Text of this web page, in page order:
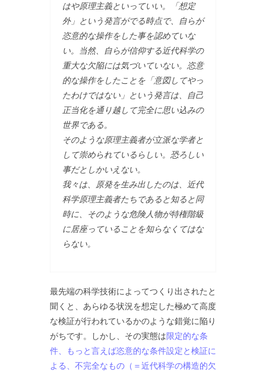
はや原理主義といっていい。「想定
外」という発言がでる時点で、自らが
恣意的な操作をした事を認めていな
い。当然、自らが信仰する近代科学の
重大な欠陥には気づいていない。恣意
的な操作をしたことを「意図してやっ
たわけではない」という発言は、自己
正当化を通り越して完全に思い込みの
世界である。
そのような原理主義者が立派な学者と
して崇められているらしい。恐ろしい
事だとしかいえない。
我々は、原発を生み出したのは、近代
科学原理主義者たちであると知ると同
時に、そのような危険人物が特権階級
に居座っていることを知らなくてはな
らない。
最先端の科学技術によってつくり出されたと
聞くと、あらゆる状況を想定した極めて高度
な検証が行われているかのような錯覚に陥り
がちです。しかし、その実態は限定的な条
件、もっと言えば恣意的な条件設定と検証に
よる、不完全なもの（＝近代科学の構造的欠